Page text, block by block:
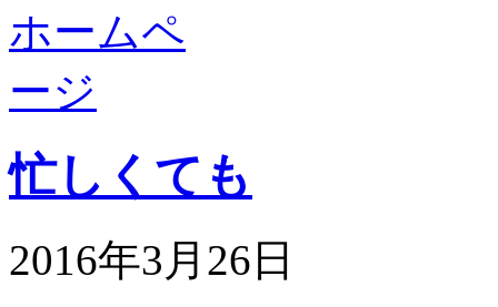
忙しくても
2016年3月26日